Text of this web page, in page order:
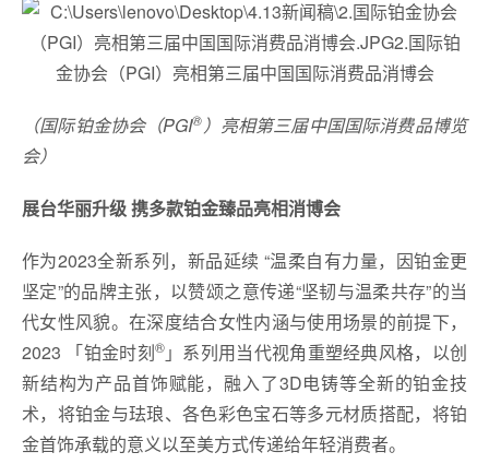
（国际铂金协会（PGI®）亮相第三届中国国际消费品博览
会）
展台华丽升级 携多款铂金臻品亮相消博会
作为2023全新系列，新品延续 “温柔自有力量，因铂金更
坚定”的品牌主张，以赞颂之意传递“坚韧与温柔共存”的当
代女性风貌。在深度结合女性内涵与使用场景的前提下，
2023 「铂金时刻®」系列用当代视角重塑经典风格，以创
新结构为产品首饰赋能，融入了3D电铸等全新的铂金技
术，将铂金与珐琅、各色彩色宝石等多元材质搭配，将铂
金首饰承载的意义以至美方式传递给年轻消费者。